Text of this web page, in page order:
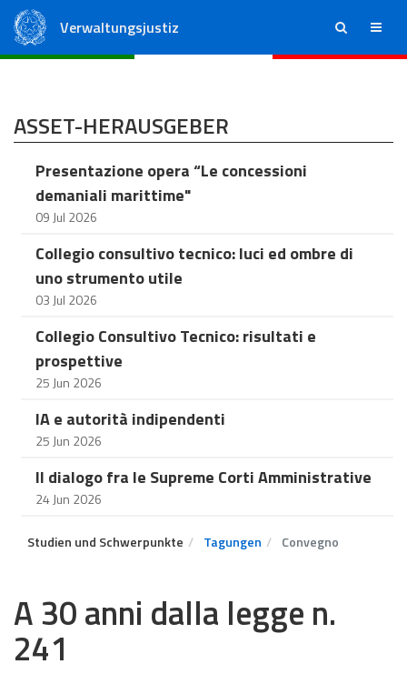
Verwaltungsjustiz ricerca menu
ASSET-HERAUSGEBER
Presentazione opera “Le concessioni
demaniali marittime"
09 Jul 2026
Collegio consultivo tecnico: luci ed ombre di
uno strumento utile
03 Jul 2026
Collegio Consultivo Tecnico: risultati e
prospettive
25 Jun 2026
IA e autorità indipendenti
25 Jun 2026
Il dialogo fra le Supreme Corti Amministrative
24 Jun 2026
Studien und Schwerpunkte Tagungen Convegno
A 30 anni dalla legge n.
241